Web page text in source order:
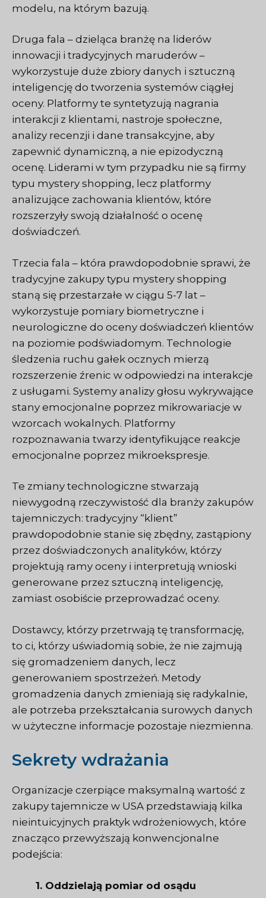
modelu, na którym bazują.
Druga fala – dzieląca branżę na liderów
innowacji i tradycyjnych maruderów –
wykorzystuje duże zbiory danych i sztuczną
inteligencję do tworzenia systemów ciągłej
oceny. Platformy te syntetyzują nagrania
interakcji z klientami, nastroje społeczne,
analizy recenzji i dane transakcyjne, aby
zapewnić dynamiczną, a nie epizodyczną
ocenę. Liderami w tym przypadku nie są firmy
typu mystery shopping, lecz platformy
analizujące zachowania klientów, które
rozszerzyły swoją działalność o ocenę
doświadczeń.
Trzecia fala – która prawdopodobnie sprawi, że
tradycyjne zakupy typu mystery shopping
staną się przestarzałe w ciągu 5-7 lat –
wykorzystuje pomiary biometryczne i
neurologiczne do oceny doświadczeń klientów
na poziomie podświadomym. Technologie
śledzenia ruchu gałek ocznych mierzą
rozszerzenie źrenic w odpowiedzi na interakcje
z usługami. Systemy analizy głosu wykrywające
stany emocjonalne poprzez mikrowariacje w
wzorcach wokalnych. Platformy
rozpoznawania twarzy identyfikujące reakcje
emocjonalne poprzez mikroekspresje.
Te zmiany technologiczne stwarzają
niewygodną rzeczywistość dla branży zakupów
tajemniczych: tradycyjny “klient”
prawdopodobnie stanie się zbędny, zastąpiony
przez doświadczonych analityków, którzy
projektują ramy oceny i interpretują wnioski
generowane przez sztuczną inteligencję,
zamiast osobiście przeprowadzać oceny.
Dostawcy, którzy przetrwają tę transformację,
to ci, którzy uświadomią sobie, że nie zajmują
się gromadzeniem danych, lecz
generowaniem spostrzeżeń. Metody
gromadzenia danych zmieniają się radykalnie,
ale potrzeba przekształcania surowych danych
w użyteczne informacje pozostaje niezmienna.
Sekrety wdrażania
Organizacje czerpiące maksymalną wartość z
zakupy tajemnicze w USA przedstawiają kilka
nieintuicyjnych praktyk wdrożeniowych, które
znacząco przewyższają konwencjonalne
podejścia:
1. Oddzielają pomiar od osądu